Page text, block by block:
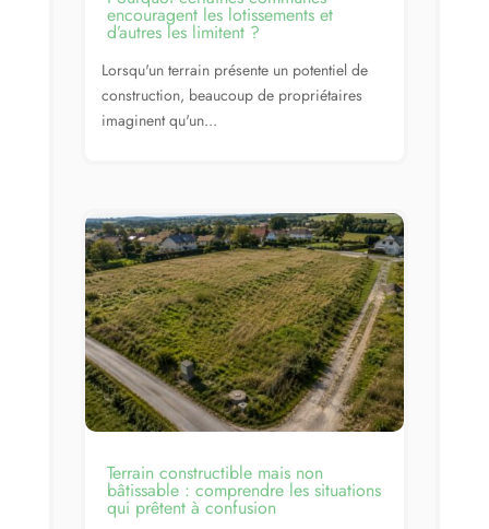
encouragent les lotissements et
d’autres les limitent ?
Lorsqu'un terrain présente un potentiel de
construction, beaucoup de propriétaires
imaginent qu'un...
Terrain constructible mais non
bâtissable : comprendre les situations
qui prêtent à confusion